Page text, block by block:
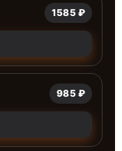
1585 ₽
985 ₽